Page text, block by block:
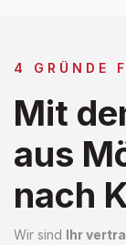
4 GRÜNDE
Mit
aus
nach
Wir sind Ihr